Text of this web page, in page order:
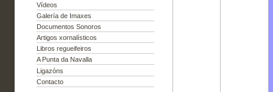
Vídeos
Galería de Imaxes
Documentos Sonoros
Artigos xornalísticos
Libros regueifeiros
A Punta da Navalla
Ligazóns
Contacto